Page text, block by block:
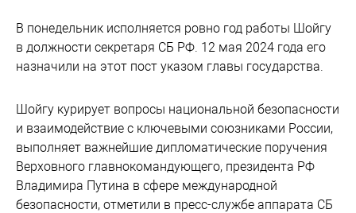
В понедельник исполняется ровно год работы Шойгу
в должности секретаря СБ РФ. 12 мая 2024 года его
назначили на этот пост указом главы государства.
Шойгу курирует вопросы национальной безопасности
и взаимодействие с ключевыми союзниками России,
выполняет важнейшие дипломатические поручения
Верховного главнокомандующего, президента РФ
Владимира Путина в сфере международной
безопасности, отметили в пресс-службе аппарата СБ